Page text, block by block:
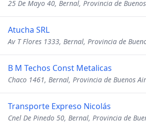
25 De Mayo 40, Bernal, Provincia de
Atucha SRL
Av T Flores 1333, Bernal, Provincia de
B M Techos Const Metalicas
Chaco 1461, Bernal, Provincia de Buenos
Transporte Expreso Nicolás
Cnel De Pinedo 50, Bernal, Provincia de